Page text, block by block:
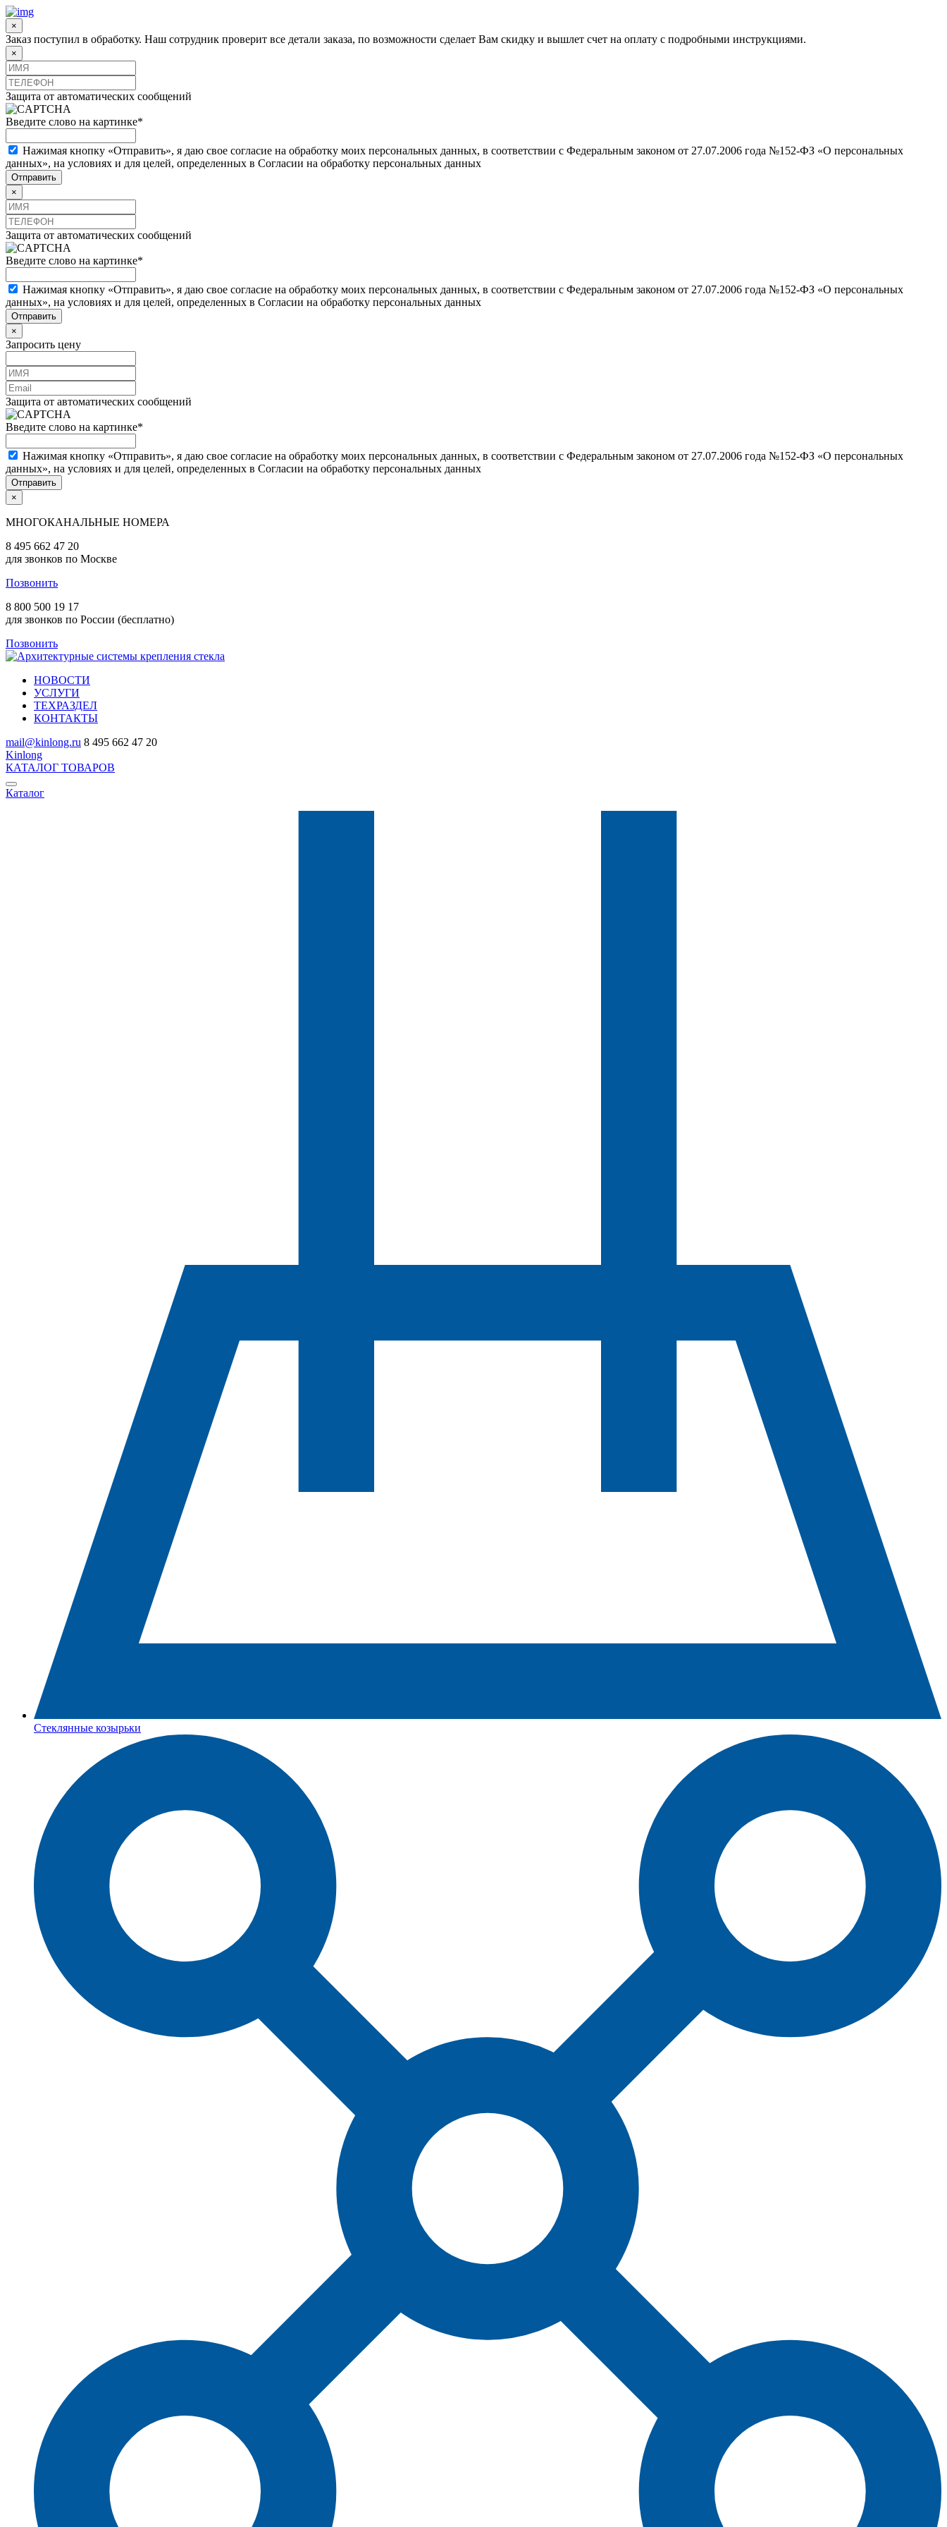
×
Заказ поступил в обработку. Наш сотрудник проверит все детали заказа, по возможности сделает Вам скидку и вышлет счет на оплату с подробными инструкциями.
×
Защита от автоматических сообщений
Введите слово на картинке*
Нажимая кнопку «Отправить», я даю свое согласие на обработку моих персональных данных, в соответствии с Федеральным законом от 27.07.2006 года №152-ФЗ «О персональных
данных», на условиях и для целей, определенных в Согласии на обработку персональных данных
×
Защита от автоматических сообщений
Введите слово на картинке*
Нажимая кнопку «Отправить», я даю свое согласие на обработку моих персональных данных, в соответствии с Федеральным законом от 27.07.2006 года №152-ФЗ «О персональных
данных», на условиях и для целей, определенных в Согласии на обработку персональных данных
×
Запросить цену
Защита от автоматических сообщений
Введите слово на картинке*
Нажимая кнопку «Отправить», я даю свое согласие на обработку моих персональных данных, в соответствии с Федеральным законом от 27.07.2006 года №152-ФЗ «О персональных
данных», на условиях и для целей, определенных в Согласии на обработку персональных данных
×
МНОГОКАНАЛЬНЫЕ НОМЕРА
8 495 662 47 20
для звонков по Москве
Позвонить
8 800 500 19 17
для звонков по России (бесплатно)
Позвонить
НОВОСТИ
УСЛУГИ
ТЕХРАЗДЕЛ
КОНТАКТЫ
mail@kinlong.ru 8 495 662 47 20
Kinlong
КАТАЛОГ ТОВАРОВ
Каталог
Стеклянные козырьки